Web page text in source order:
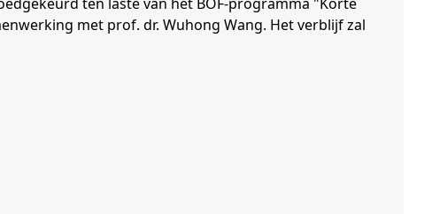
met prof. dr. Wuhong Wang. Het verblijf zal